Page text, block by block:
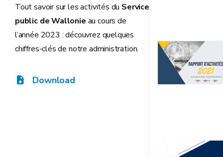
Tout savoir sur les activités du Service
public de Wallonie au cours de
l’année 2023 : découvrez quelques
chiffres-clés de notre administration.
Download